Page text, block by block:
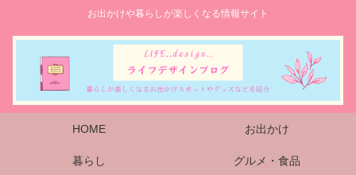
お出かけや暮らしが楽しくなる情報サイト
HOME お出かけ
暮らし グルメ・食品